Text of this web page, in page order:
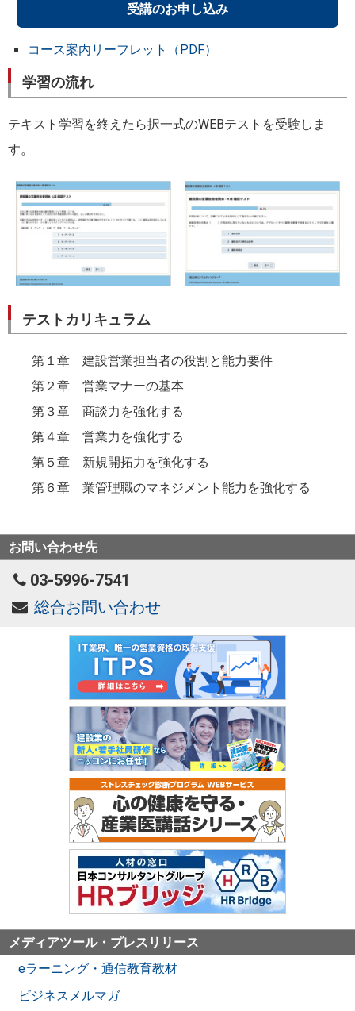
受講のお申し込み
コース案内リーフレット（PDF）
学習の流れ
テキスト学習を終えたら択一式のWEBテストを受験しま
す。
テストカリキュラム
第１章 建設営業担当者の役割と能力要件
第２章 営業マナーの基本
第３章 商談力を強化する
第４章 営業力を強化する
第５章 新規開拓力を強化する
第６章 業管理職のマネジメント能力を強化する
お問い合わせ先
03-5996-7541
総合お問い合わせ
メディアツール・プレスリリース
eラーニング・通信教育教材
ビジネスメルマガ